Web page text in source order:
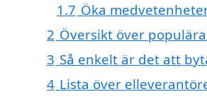
1.7 Öka
2 Översikt över
3 Så enkelt är det att
4 Lista över